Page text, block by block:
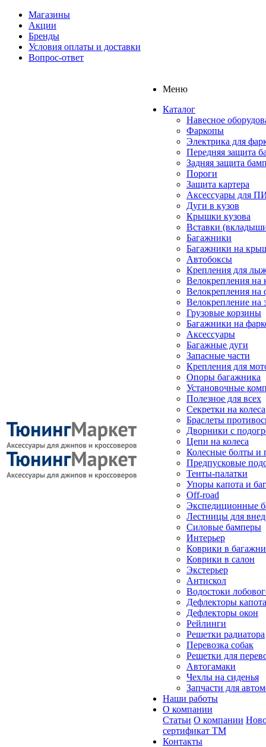
Магазины
Акции
Бренды
Условия оплаты и доставки
Вопрос-ответ
Меню
Каталог
Навесное
Фаркопы
Электрика для
Передняя защита
Задняя защита
Пороги
Защита картера
Аксессуары для
Дуги в кузов
Крышки кузова
Вставки
Багажники
Багажники на
Автобоксы
Крепления для
Велокрепления
Велокрепления на
Велокрепление на
Грузовые корзины
Багажники на
Аксессуары
Багажные дуги
Запасные части
Крепления для
Опоры багажника
Установочные
Полезное для всех
Секретки на колеса
Браслеты
Дворники с
Цепи на колеса
Колесные болты и
Предпусковые
Тенты-палатки
Упоры капота и
Off-road
Экспедиционные
Лестницы для
Силовые бамперы
Интерьер
Коврики в
Коврики в салон
Экстерьер
Антискол
Водостоки
Дефлекторы капота
Дефлекторы окон
Рейлинги
Решетки радиатора
Перевозка собак
Решетки для
Автогамаки
Чехлы на сиденья
Запчасти для
Наши работы
О компании
Статьи О компании
сертификат ТМ
Контакты